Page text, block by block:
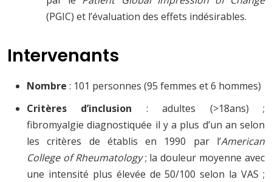
(PGIC) et l’évaluation des effets indésirables.
Intervenants
Nombre : 101 personnes (95 femmes et 6 hommes)
Critères d’inclusion : adultes (>18ans) ;
fibromyalgie diagnostiquée il y a plus d’un an selon
les critères de établis en 1990 par l’American
College of Rheumatology; la douleur moyenne avec
une intensité plus élevée de 50/100 selon la VAS ;